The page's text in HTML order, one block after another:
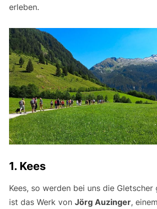
erleben.
1. Kees
Kees, so werden bei uns die Gletscher
ist das Werk von Jörg Auzinger,